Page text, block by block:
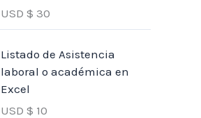
USD $ 30
Listado de Asistencia
laboral o académica en
Excel
USD $ 10